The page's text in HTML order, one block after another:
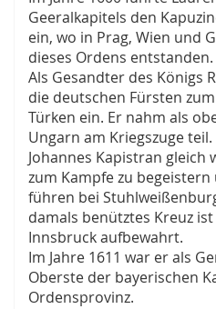
Geeralkapitels den
ein, wo in Prag, Wien und
dieses Ordens entstanden.
Als Gesandter des Königs
die deutschen Fürsten
Türken ein. Er nahm als
Ungarn am Kriegszuge
Johannes Kapistran gleich
zum Kampfe zu begeistern
führen bei
damals benütztes Kreuz
Innsbruck aufbewahrt.
Im Jahre 1611 war er als
Oberste der bayerischen
Ordensprovinz.